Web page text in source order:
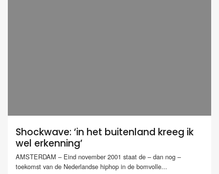
Shockwave: ‘in het buitenland kreeg ik
wel erkenning’
AMSTERDAM – Eind november 2001 staat de – dan nog –
toekomst van de Nederlandse hiphop in de bomvolle...